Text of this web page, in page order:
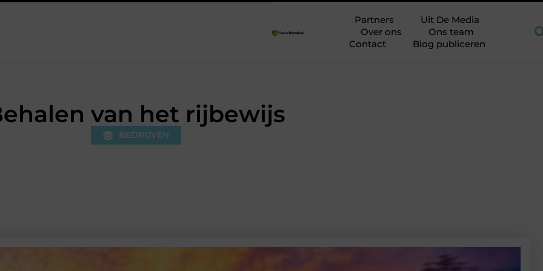
die je huis minder standaard maken
Partners
Uit De Media
Over ons
Ons team
Contact
Blog publiceren
van het rijbewijs
BEDRIJVEN